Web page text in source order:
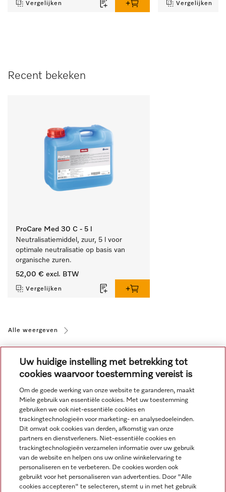
Vergelijken Vergelijken
Recent bekeken
ProCare Med 30 C - 5 l
Neutralisatiemiddel, zuur, 5 l voor
optimale neutralisatie op basis van
organische zuren.
52,00 € excl. BTW
Vergelijken
Alle weergeven
Navigatie
Service
Uw huidige instelling met betrekking tot
cookies waarvoor toestemming vereist is
Om de goede werking van onze website te garanderen, maakt
Miele gebruik van essentiële cookies. Met uw toestemming
gebruiken we ook niet-essentiële cookies en
trackingtechnologieën voor marketing- en analysedoeleinden.
Dit omvat ook cookies van derden, afkomstig van onze
partners en dienstverleners. Niet-essentiële cookies en
trackingtechnologieën verzamelen informatie over uw gebruik
van de website en helpen ons uw online winkelervaring te
personaliseren en te verbeteren. De cookies worden ook
gebruikt voor het personaliseren van advertenties. Door "Alle
cookies accepteren" te selecteren, stemt u in met het gebruik